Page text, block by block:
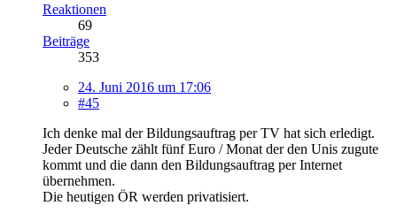
Reaktionen
69
Beiträge
353
24. Juni 2016 um 17:06
#45
Ich denke mal der Bildungsauftrag per TV hat sich erledigt.
Jeder Deutsche zählt fünf Euro / Monat der den Unis zugute
kommt und die dann den Bildungsauftrag per Internet
übernehmen.
Die heutigen ÖR werden privatisiert.